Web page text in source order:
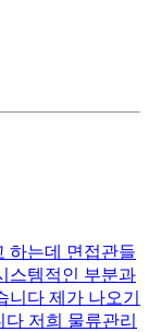
하는데 면접관들
스템적인 부분과
다 제가 나오기
저희 물류관리